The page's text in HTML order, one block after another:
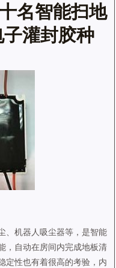
名智能扫地
灌封胶种
、机器人吸尘器等，是智能
，自动在房间内完成地板清
定性也有着很高的考验，内